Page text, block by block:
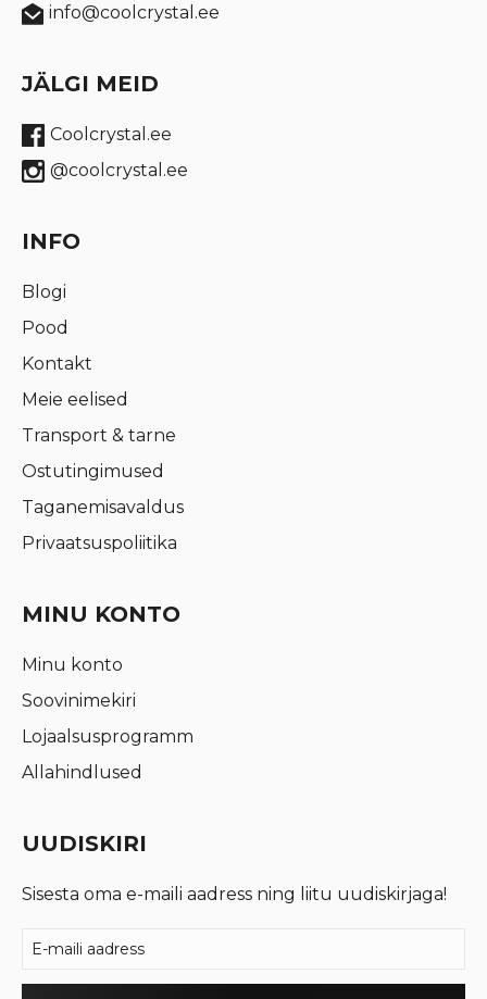
info@coolcrystal.ee
JÄLGI MEID
Coolcrystal.ee
@coolcrystal.ee
INFO
Blogi
Pood
Kontakt
Meie eelised
Transport & tarne
Ostutingimused
Taganemisavaldus
Privaatsuspoliitika
MINU KONTO
Minu konto
Soovinimekiri
Lojaalsusprogramm
Allahindlused
UUDISKIRI
Sisesta oma e-maili aadress ning liitu uudiskirjaga!